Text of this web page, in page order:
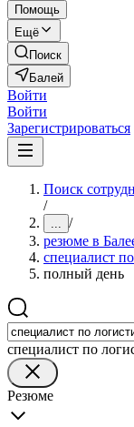
Помощь
Ещё
Поиск
Балей
Войти
Войти
Зарегистрироваться
Поиск
/
... /
резюме в
специалист
полный день
специалист по
Резюме